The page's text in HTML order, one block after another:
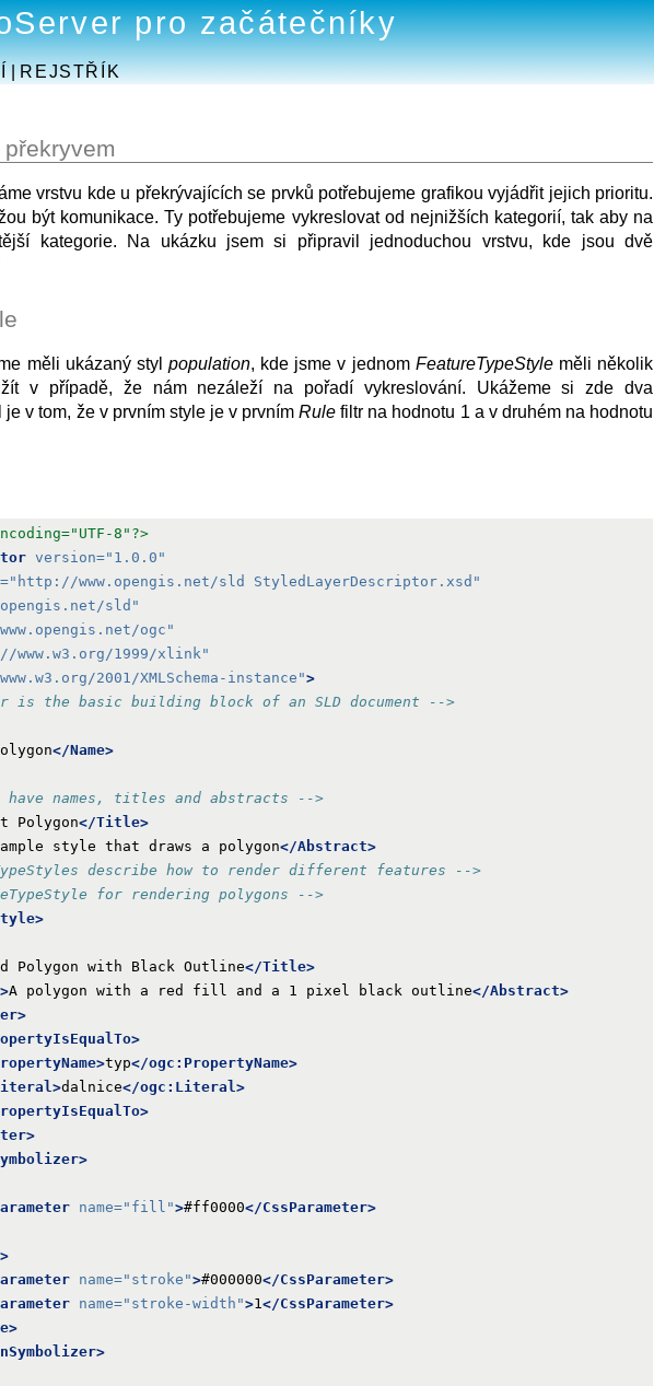
pro začátečníky
|REJSTŘÍK
vrstvu kde u překrývajících se prvků potřebujeme grafikou vyjádřit jejich prioritu.
být komunikace. Ty potřebujeme vykreslovat od nejnižších kategorií, tak aby na
kategorie. Na ukázku jsem si připravil jednoduchou vrstvu, kde jsou dvě
měli ukázaný styl population, kde jsme v jednom FeatureTypeStyleměli několik
v případě, že nám nezáleží na pořadí vykreslování. Ukážeme si zde dva
je v tom, že v prvním style je v prvnímRule filtr na hodnotu 1 a v druhém na hodnotu
8"?>
version="1.0.0"
"http://www.opengis.net/sld StyledLayerDescriptor.xsd"
sld"
ogc"
www.w3.org/1999/xlink"
2001/XMLSchema-instance">
is the basic building block of an SLD document -->
</Name>
names, titles and abstracts -->
Polygon</Title>
style that draws a polygon</Abstract>
describe how to render different features -->
for rendering polygons -->
Polygon with Black Outline</Title>
A polygon with a red fill and a 1 pixel black outline</Abstract>
typ</ogc:PropertyName>
dalnice</ogc:Literal>
name="fill">#ff0000</CssParameter>
name="stroke">#000000</CssParameter>
name="stroke-width">1</CssParameter>